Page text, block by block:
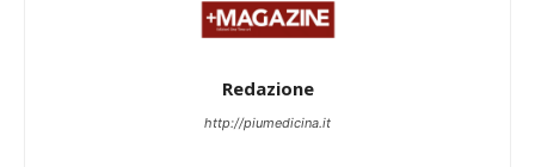
Redazione
http://piumedicina.it